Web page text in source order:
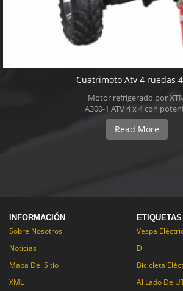
Cuatrimoto Atv 4 ruedas
Motor refrigerado por
A300-1 ATV 4 x 4 con
300cc 4T, agua. Ofrece un
ajuste de alta calidad y
innovador.Motor refrigerado
recreacional, o haciendo
trabajo duro.
Read More
INFORMACIÓN
Sobre Nosotros
Noticias
Mapa Del Sitio
XML
Vespa
D
Bicicleta
Al Lado De